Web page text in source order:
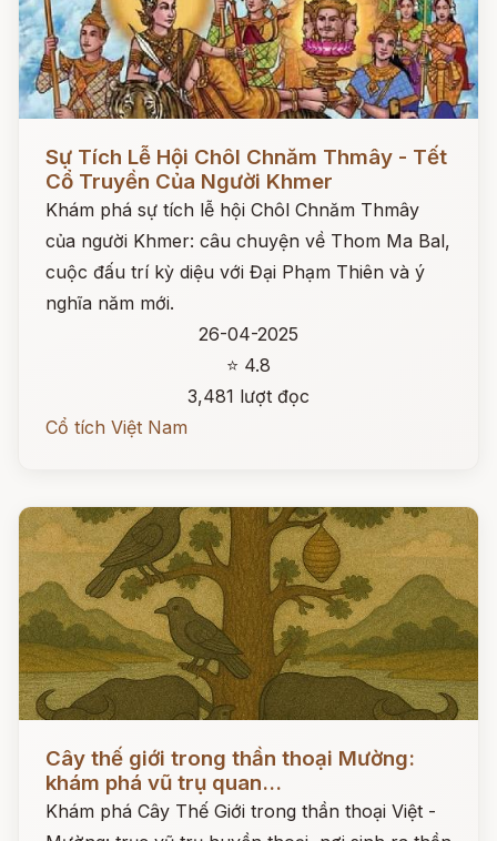
Sự Tích Lễ Hội Chôl Chnăm Thmây - Tết
Cổ Truyền Của Người Khmer
Khám phá sự tích lễ hội Chôl Chnăm Thmây
của người Khmer: câu chuyện về Thom Ma Bal,
cuộc đấu trí kỳ diệu với Đại Phạm Thiên và ý
nghĩa năm mới.
26-04-2025
⭐ 4.8
3,481 lượt đọc
Cổ tích Việt Nam
Cây thế giới trong thần thoại Mường:
khám phá vũ trụ quan...
Khám phá Cây Thế Giới trong thần thoại Việt -